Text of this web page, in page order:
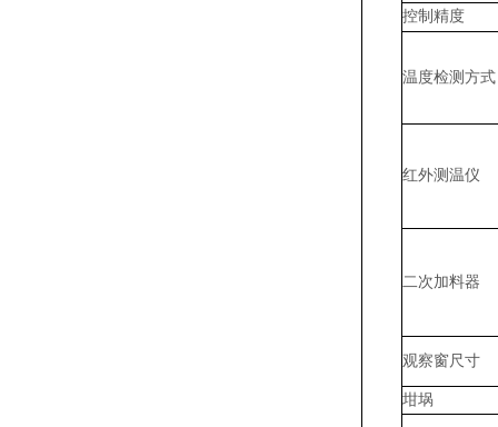
控制精度
温度检测方式
红外测温仪
二次加料器
观察窗尺寸
坩埚